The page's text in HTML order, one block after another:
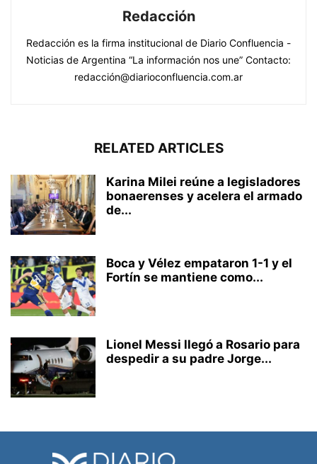
Redacción
Redacción es la firma institucional de Diario Confluencia -
Noticias de Argentina “La información nos une” Contacto:
redacción@diarioconfluencia.com.ar
RELATED ARTICLES
Karina Milei reúne a legisladores
bonaerenses y acelera el armado
de...
Boca y Vélez empataron 1-1 y el
Fortín se mantiene como...
Lionel Messi llegó a Rosario para
despedir a su padre Jorge...